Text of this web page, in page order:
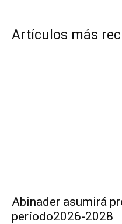
Artículos más
Abinader asumirá
período2026-2028